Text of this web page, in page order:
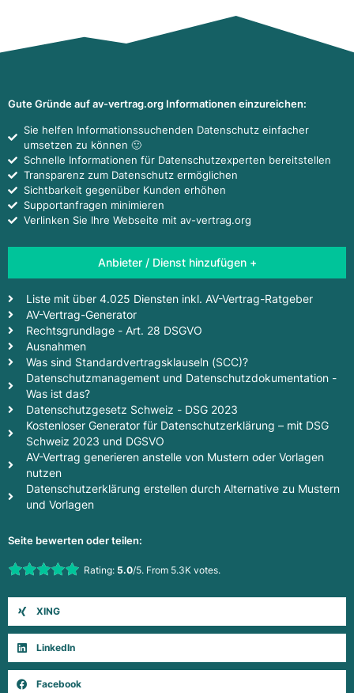
Gute Gründe auf av-vertrag.org Informationen einzureichen:
Sie helfen Informationssuchenden Datenschutz einfacher
umsetzen zu können 🙂
Schnelle Informationen für Datenschutzexperten bereitstellen
Transparenz zum Datenschutz ermöglichen
Sichtbarkeit gegenüber Kunden erhöhen
Supportanfragen minimieren
Verlinken Sie Ihre Webseite mit av-vertrag.org
Anbieter / Dienst hinzufügen +
Liste mit über 4.025 Diensten inkl. AV-Vertrag-Ratgeber
AV-Vertrag-Generator
Rechtsgrundlage - Art. 28 DSGVO
Ausnahmen
Was sind Standardvertragsklauseln (SCC)?
Datenschutzmanagement und Datenschutzdokumentation -
Was ist das?
Datenschutzgesetz Schweiz - DSG 2023
Kostenloser Generator für Datenschutzerklärung – mit DSG
Schweiz 2023 und DGSVO
AV-Vertrag generieren anstelle von Mustern oder Vorlagen
nutzen
Datenschutzerklärung erstellen durch Alternative zu Mustern
und Vorlagen
Seite bewerten oder teilen:
Rate this item:Rating: 5.0/5. From 5.3K votes.
XING
LinkedIn
Facebook